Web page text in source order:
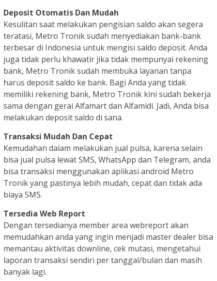
Deposit Otomatis Dan Mudah
Kesulitan saat melakukan pengisian saldo akan segera
teratasi, Metro Tronik sudah menyediakan bank-bank
terbesar di Indonesia untuk mengisi saldo deposit. Anda
juga tidak perlu khawatir jika tidak mempunyai rekening
bank, Metro Tronik sudah membuka layanan tanpa
harus deposit saldo ke bank. Bagi Anda yang tidak
memiliki rekening bank, Metro Tronik kini sudah bekerja
sama dengan gerai Alfamart dan Alfamidi. Jadi, Anda bisa
melakukan deposit saldo di sana.
Transaksi Mudah Dan Cepat
Kemudahan dalam melakukan jual pulsa, karena selain
bisa jual pulsa lewat SMS, WhatsApp dan Telegram, anda
bisa transaksi menggunakan aplikasi android Metro
Tronik yang pastinya lebih mudah, cepat dan tidak ada
biaya SMS.
Tersedia Web Report
Dengan tersedianya member area webreport akan
memudahkan anda yang ingin menjadi master dealer bisa
memantau aktivitas downline, cek mutasi, mengetahui
laporan transaksi sendiri per tanggal/bulan dan masih
banyak lagi.